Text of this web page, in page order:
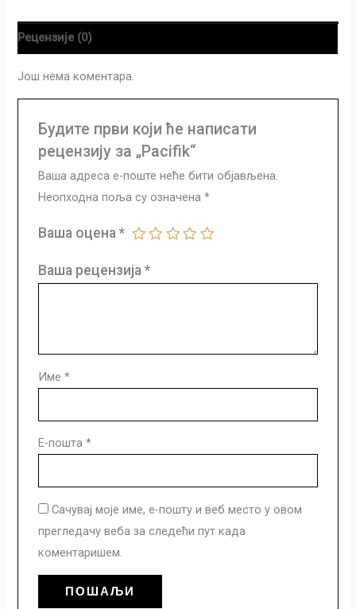
Рецензије (0)
Још нема коментара.
Будите први који ће написати
рецензију за „Pacifik“
Ваша адреса е-поште неће бити објављена.
Неопходна поља су означена *
Ваша оцена *
Ваша рецензија *
Име *
Е-пошта *
Сачувај моје име, е-пошту и веб место у овом
прегледачу веба за следећи пут када
коментаришем.